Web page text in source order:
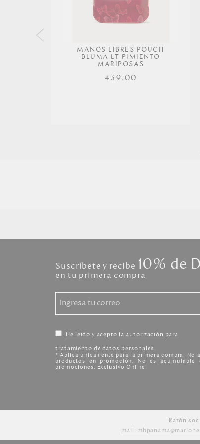
MANOS LIBRES POUCH
BLUMA LT PIMIENTO
MARIPOSAS
439.00
Suscríbete y recibe 10% de
en tu primera compra
He leído y acepto la autorización para
tratamiento de datos personales.
* Aplica unicamente para la primera compra. No
productos en promoción. No es acumulable
promociones. Exclusivo Online.
Razón
mail: